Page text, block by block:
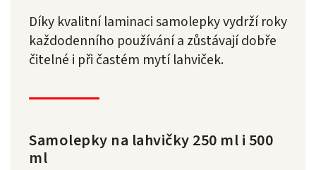
Díky kvalitní laminaci samolepky vydrží roky
každodenního používání a zůstávají dobře
čitelné i při častém mytí lahviček.
Samolepky na lahvičky 250 ml i 500
ml